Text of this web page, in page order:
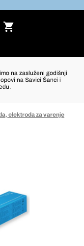
na zasluženi godišnji
na Savici Šanci i
elektroda za varenje